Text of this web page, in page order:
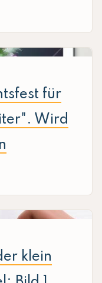
für
Wird
klein